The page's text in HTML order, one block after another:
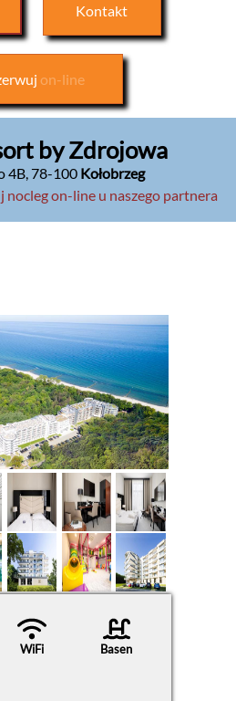
Kontakt
on-line
by Zdrojowa
4B,78-100 Kołobrzeg
nocleg on-line u naszego partnera
WiFi Basen